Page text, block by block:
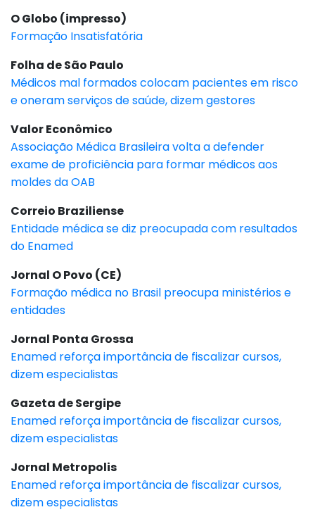
O Globo (impresso)
Formação Insatisfatória
Folha de São Paulo
Médicos mal formados colocam pacientes em risco
e oneram serviços de saúde, dizem gestores
Valor Econômico
Associação Médica Brasileira volta a defender
exame de proficiência para formar médicos aos
moldes da OAB
Correio Braziliense
Entidade médica se diz preocupada com resultados
do Enamed
Jornal O Povo (CE)
Formação médica no Brasil preocupa ministérios e
entidades
Jornal Ponta Grossa
Enamed reforça importância de fiscalizar cursos,
dizem especialistas
Gazeta de Sergipe
Enamed reforça importância de fiscalizar cursos,
dizem especialistas
Jornal Metropolis
Enamed reforça importância de fiscalizar cursos,
dizem especialistas